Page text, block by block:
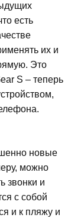
есть
их и
Это
S – теперь
новые
можно
звонки и
с собой
и к пляжу и